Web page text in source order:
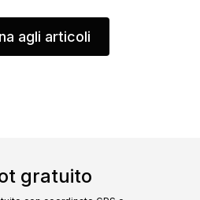
agli articoli
gratuito